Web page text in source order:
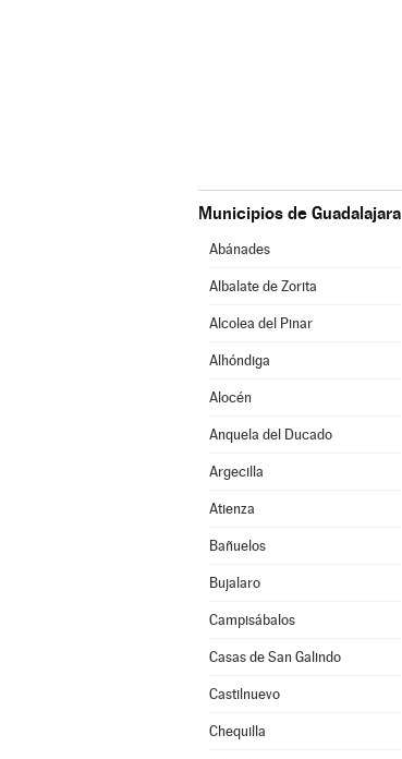
Municipios de Guadalajara
Abánades
Albalate de Zorita
Alcolea del Pinar
Alhóndiga
Alocén
Anquela del Ducado
Argecilla
Atienza
Bañuelos
Bujalaro
Campisábalos
Casas de San Galindo
Castilnuevo
Chequilla